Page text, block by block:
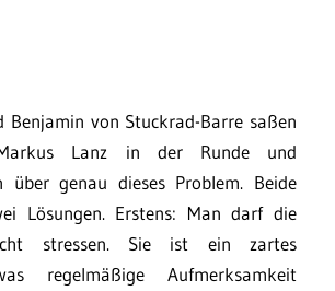
Benjamin von Stuckrad-Barre saßen
Lanz in der Runde und
über genau dieses Problem. Beide
Lösungen. Erstens: Man darf die
stressen. Sie ist ein zartes
regelmäßige Aufmerksamkeit